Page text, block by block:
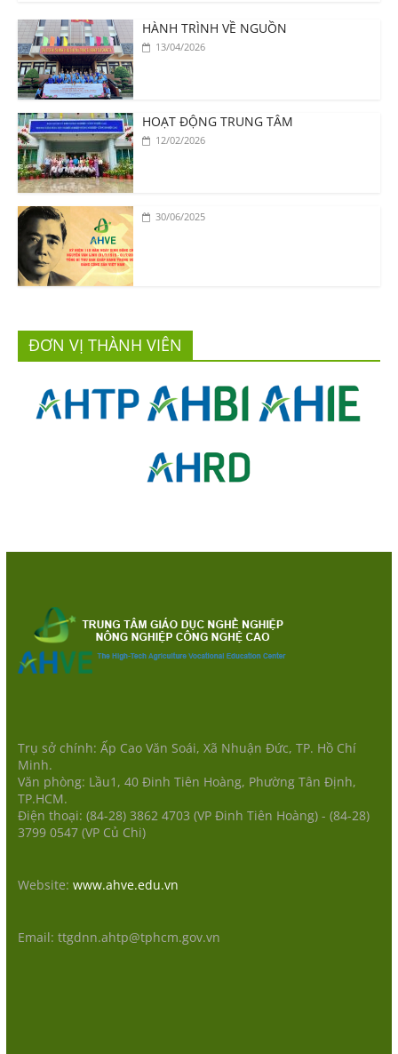
HÀNH TRÌNH VỀ NGUỒN
13/04/2026
HOẠT ĐỘNG TRUNG TÂM
12/02/2026
30/06/2025
ĐƠN VỊ THÀNH VIÊN
Trụ sở chính: Ấp Cao Văn Soái, Xã Nhuận Đức, TP. Hồ Chí
Minh.
Văn phòng: Lầu1, 40 Đinh Tiên Hoàng, Phường Tân Định,
TP.HCM.
Điện thoại: (84-28) 3862 4703 (VP Đinh Tiên Hoàng) - (84-28)
3799 0547 (VP Củ Chi)
Website: www.ahve.edu.vn
Email: ttgdnn.ahtp@tphcm.gov.vn